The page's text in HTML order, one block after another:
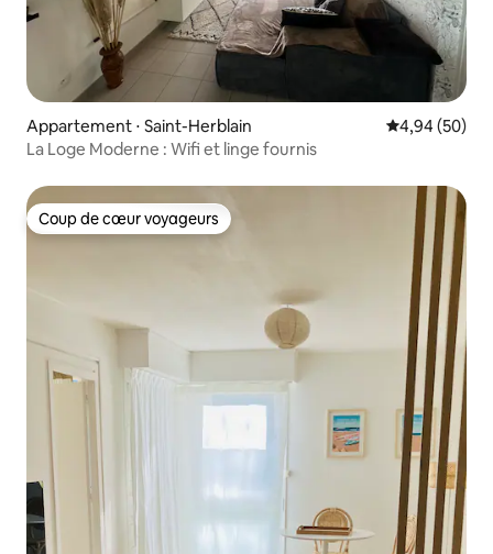
Appartement ⋅ Saint-Herblain Évaluation
4,94 (50)
La Loge Moderne : Wifi et linge fournis
Coup de cœur voyageurs
Coup de cœur voyageurs